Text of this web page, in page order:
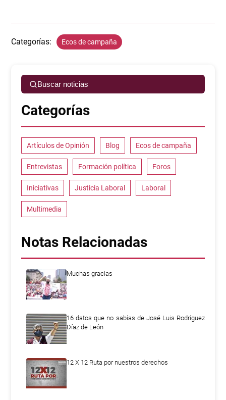
Categorías: Ecos de campaña
Buscar noticias
Categorías
Artículos de Opinión Blog Ecos de campaña
Entrevistas Formación política Foros
Iniciativas Justicia Laboral Laboral
Multimedia
Notas Relacionadas
Muchas gracias
16 datos que no sabías de José Luis Rodríguez
Díaz de León
12 X 12 Ruta por nuestros derechos